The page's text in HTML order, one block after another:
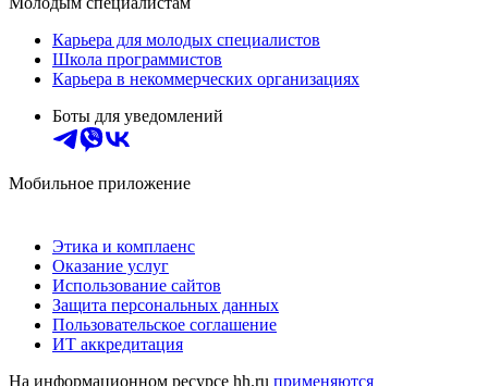
Карьера для молодых специалистов
Школа программистов
Карьера в некоммерческих организациях
Боты для уведомлений
Мобильное приложение
Этика и комплаенс
Оказание услуг
Использование сайтов
Защита персональных данных
Пользовательское соглашение
ИТ аккредитация
На информационном ресурсе hh.ru применяются